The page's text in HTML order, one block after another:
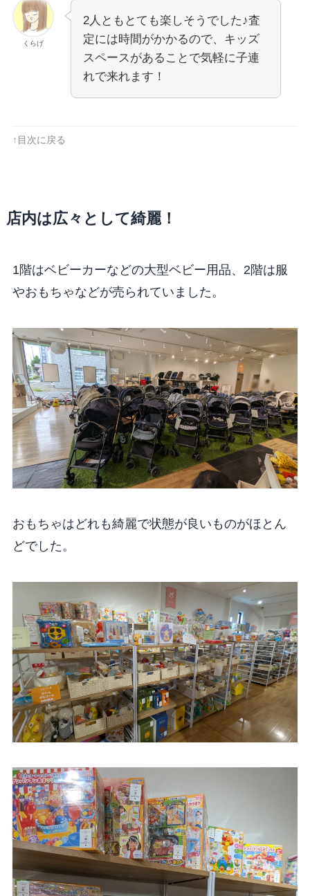
くらげ
2人ともとても楽しそうでした♪査
定には時間がかかるので、キッズ
スペースがあることで気軽に子連
れで来れます！
↑目次に戻る
店内は広々として綺麗！
1階はベビーカーなどの大型ベビー用品、2階は服
やおもちゃなどが売られていました。
おもちゃはどれも綺麗で状態が良いものがほとん
どでした。